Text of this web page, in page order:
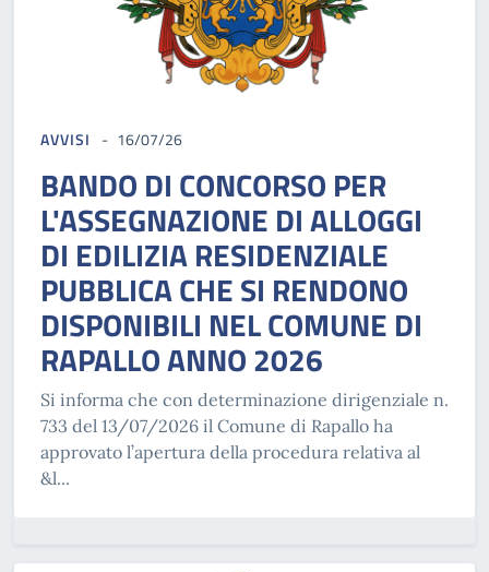
AVVISI 16/07/26
BANDO DI CONCORSO PER
L'ASSEGNAZIONE DI ALLOGGI
DI EDILIZIA RESIDENZIALE
PUBBLICA CHE SI RENDONO
DISPONIBILI NEL COMUNE DI
RAPALLO ANNO 2026
Si informa che con determinazione dirigenziale n.
733 del 13/07/2026 il Comune di Rapallo ha
approvato l’apertura della procedura relativa al
&l...